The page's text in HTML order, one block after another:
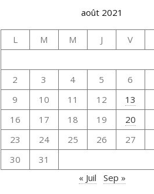
août 2021
L M M J V
2
3 4 5 6
9
10 11 12 13
16
17 18 19 20
23
24 25 26 27
30
31
« Juil
Sep »